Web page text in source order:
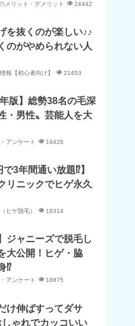
メリット・デメリット 24442
を抜くのが楽しい♪♪
のがやめられない人
報【初心者向け】 21453
年版】総勢38名の毛深
・男性〟芸能人を大
アンケート 19426
で3年間通い放題⁉】
リニックでヒゲ永久
ヒゲ脱毛） 19314
ジャニーズで脱毛し
大公開！ヒゲ・脇
⁉
アンケート 18875
け伸ばすってダサ
しゃれでカッコいい